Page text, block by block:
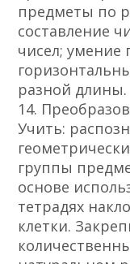
предметы по
составление
чисел; умение
разной длины.
14.
Учить:
группы
основе
тетрадях
клетки.